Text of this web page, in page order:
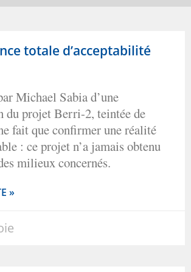
totale d’acceptabilité
Michael Sabia d’une
du projet Berri-2, teintée de
fait que confirmer une réalité
: ce projet n’a jamais obtenu
milieux concernés.
»